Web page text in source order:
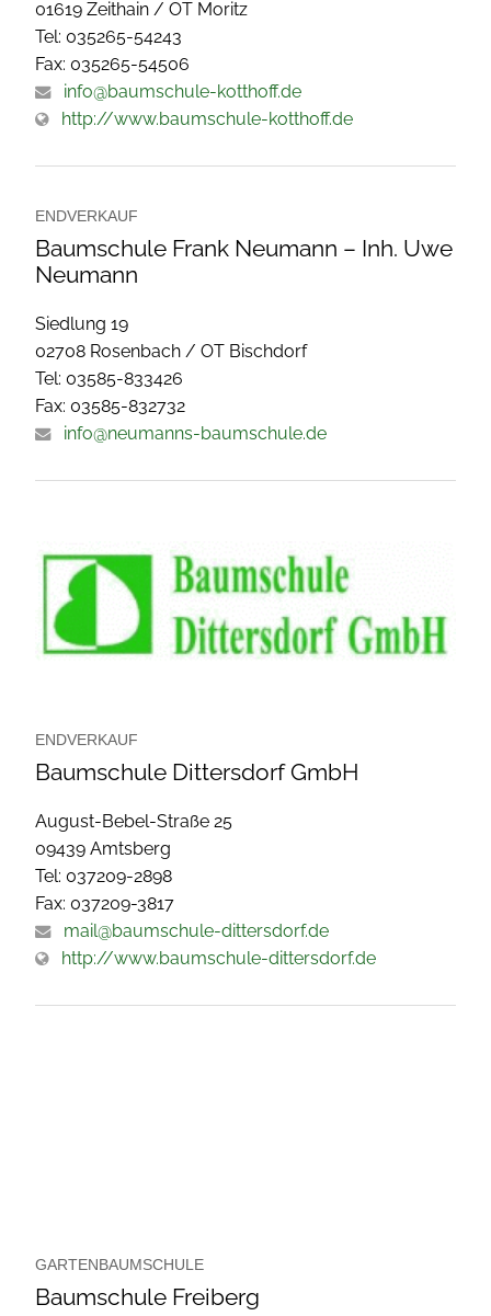
01619 Zeithain / OT Moritz
Tel: 035265-54243
Fax: 035265-54506
info@baumschule-kotthoff.de
http://www.baumschule-kotthoff.de
ENDVERKAUF
Baumschule Frank Neumann – Inh. Uwe
Neumann
Siedlung 19
02708 Rosenbach / OT Bischdorf
Tel: 03585-833426
Fax: 03585-832732
info@neumanns-baumschule.de
ENDVERKAUF
Baumschule Dittersdorf GmbH
August-Bebel-Straße 25
09439 Amtsberg
Tel: 037209-2898
Fax: 037209-3817
mail@baumschule-dittersdorf.de
http://www.baumschule-dittersdorf.de
GARTENBAUMSCHULE
Baumschule Freiberg